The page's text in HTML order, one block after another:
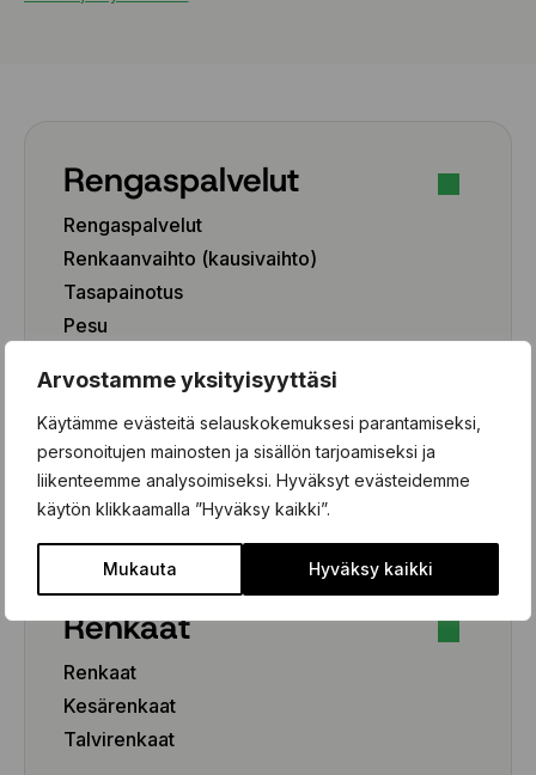
Arvostamme yksityisyyttäsi
Käytämme evästeitä selauskokemuksesi parantamiseksi,
personoitujen mainosten ja sisällön tarjoamiseksi ja
liikenteemme analysoimiseksi. Hyväksyt evästeidemme
käytön klikkaamalla ”Hyväksy kaikki”.
Mukauta Hyväksy kaikki
Rengaspalvelut
Rengaspalvelut
Renkaanvaihto (kausivaihto)
Tasapainotus
Pesu
Paikka-aineen poisto
Rengashotelli
Henkilöauto
Pakettiauto/SUV/EV
Renkaat
Renkaat
Kesärenkaat
Talvirenkaat